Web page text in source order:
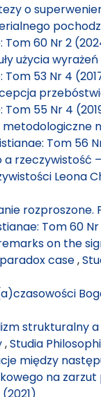
o
Tom 60 Nr 2
użycia
53 Nr 4
55 Nr 4
metodologiczne
Tom 56
a rzeczywistość
Leona
Tom 60
on the
case,
strukturalny
,Studia
między
na